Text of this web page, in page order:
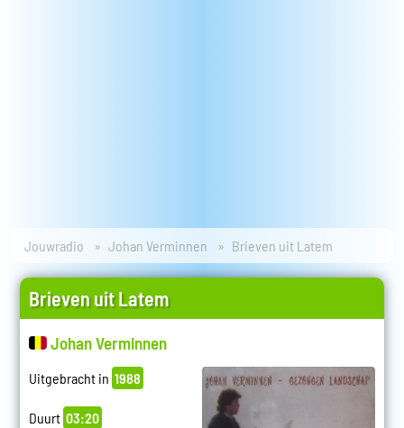
Jouwradio Johan Verminnen Brieven uit Latem
Brieven uit Latem
Johan Verminnen
Uitgebracht in 1988
Duurt 03:20